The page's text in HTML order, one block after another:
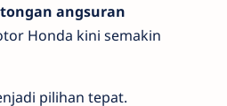
angsuran
Honda kini semakin
pilihan tepat.